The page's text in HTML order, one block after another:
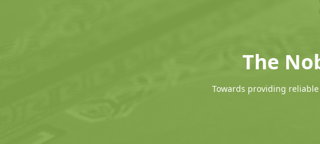
The
Towards providing